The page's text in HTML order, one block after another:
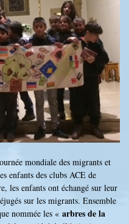
mondiale des migrants et
enfants des clubs ACE de
les enfants ont échangé sur leur
sur les migrants. Ensemble
nommée les « arbres de la